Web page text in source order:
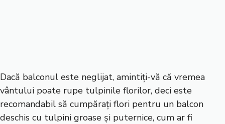
Dacă balconul este neglijat, amintiți-vă că vremea
vântului poate rupe tulpinile florilor, deci este
recomandabil să cumpărați flori pentru un balcon
deschis cu tulpini groase și puternice, cum ar fi